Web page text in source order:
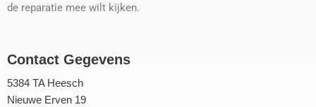
de reparatie mee wilt kijken.
Contact Gegevens
5384 TA Heesch
Nieuwe Erven 19